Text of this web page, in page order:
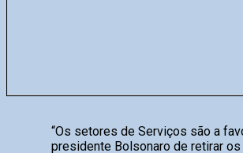
“Os setores de Serviços são a
presidente Bolsonaro de retirar